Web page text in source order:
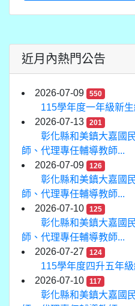
近月內熱門公告
2026-07-09 550
115學年度一年級新
2026-07-13
201
彰化縣和美鎮大嘉國
師、代理專任輔導教師...
2026-07-09
126
彰化縣和美鎮大嘉國
師、代理專任輔導教師...
2026-07-10
125
彰化縣和美鎮大嘉國
師、代理專任輔導教師...
2026-07-27
124
115學年度四升五年
2026-07-10
117
彰化縣和美鎮大嘉國